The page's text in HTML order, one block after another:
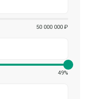
50 000 000 ₽
49%